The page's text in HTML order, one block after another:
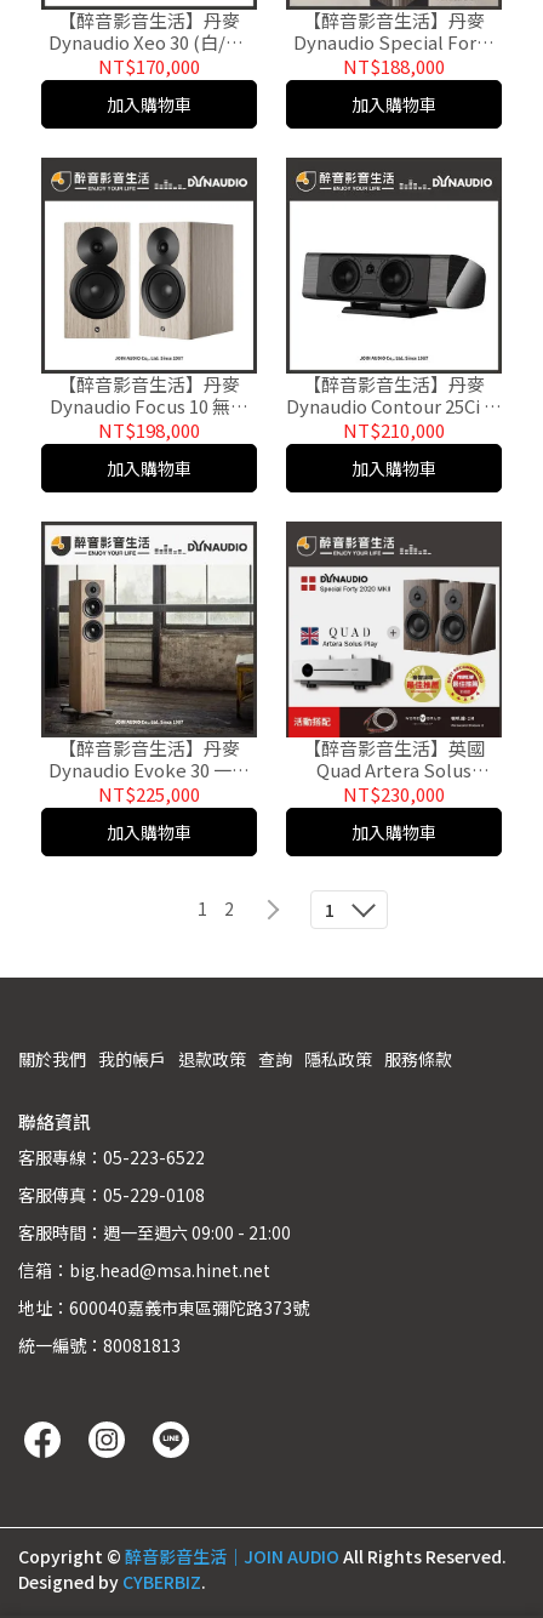
【醉音影音生活】丹麥
Dynaudio Xeo 30 (白/黑)
主動式無線落地喇叭.2.5音
路3單體.公司貨
NT$170,000
加入購物車
【醉音影音生活】丹麥
Dynaudio Special Forty
2020 MKII 一對限量40週年
紀念.台灣公司貨
NT$188,000
加入購物車
【醉音影音生活】丹麥
Dynaudio Focus 10 無線
串流主動書架喇叭.台灣公
司貨
NT$198,000
加入購物車
【醉音影音生活】丹麥
Dynaudio Contour 25Ci 中
置喇叭/揚聲器.台灣公司貨
NT$210,000
加入購物車
【醉音影音生活】丹麥
Dynaudio Evoke 30 一對
(多色) 落地式喇叭.2.5音路
3單體.公司貨
NT$225,000
加入購物車
【醉音影音生活】英國
Quad Artera Solus
Play+Dynaudio Special
Forty MK2
NT$230,000
加入購物車
1 2 1
關於我們 我的帳戶 退款政策 查詢 隱私政策 服務條款
聯絡資訊
客服專線：05-223-6522
客服傳真：05-229-0108
客服時間：週一至週六 09:00 - 21:00
信箱：big.head@msa.hinet.net
地址：600040嘉義市東區彌陀路373號
統一編號：80081813
Copyright © 醉音影音生活｜JOIN AUDIO All Rights Reserved.
Designed by CYBERBIZ.